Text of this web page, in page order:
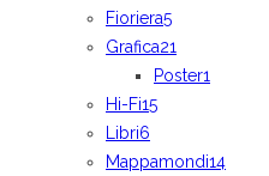
Fioriera5
Grafica21
Poster1
Hi-Fi15
Libri6
Mappamondi14